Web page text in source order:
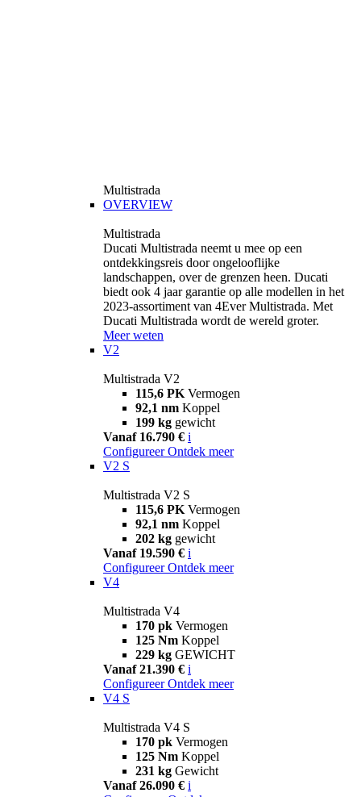
Multistrada
OVERVIEW
Multistrada
Ducati Multistrada neemt u mee op een
ontdekkingsreis door ongelooflijke
landschappen, over de grenzen heen. Ducati
biedt ook 4 jaar garantie op alle modellen in het
2023-assortiment van 4Ever Multistrada. Met
Ducati Multistrada wordt de wereld groter.
Meer weten
V2
Multistrada V2
115,6 PK Vermogen
92,1 nm Koppel
199 kg gewicht
Vanaf 16.790 € i
Configureer Ontdek meer
V2 S
Multistrada V2 S
115,6 PK Vermogen
92,1 nm Koppel
202 kg gewicht
Vanaf 19.590 € i
Configureer Ontdek meer
V4
Multistrada V4
170 pk Vermogen
125 Nm Koppel
229 kg GEWICHT
Vanaf 21.390 € i
Configureer Ontdek meer
V4 S
Multistrada V4 S
170 pk Vermogen
125 Nm Koppel
231 kg Gewicht
Vanaf 26.090 € i